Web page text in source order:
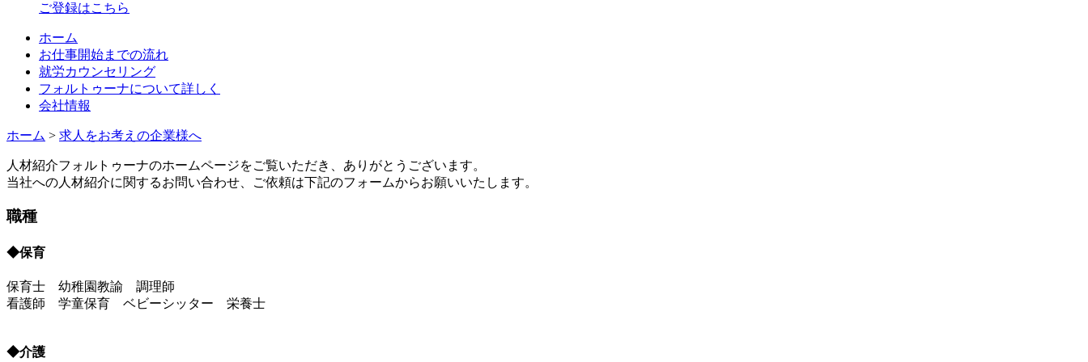
ご登録はこちら
ホーム
お仕事開始までの流れ
就労カウンセリング
フォルトゥーナについて詳しく
会社情報
ホーム > 求人をお考えの企業様へ
人材紹介フォルトゥーナのホームページをご覧いただき、ありがとうございます。
当社への人材紹介に関するお問い合わせ、ご依頼は下記のフォームからお願いいたします。
職種
◆保育
保育士 幼稚園教諭 調理師
看護師 学童保育 ベビーシッター 栄養士
◆介護